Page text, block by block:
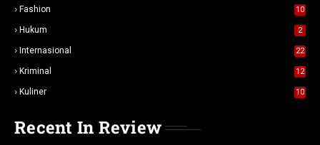
Fashion 10
Hukum 2
Internasional 22
Kriminal 12
Kuliner 10
Recent In Review